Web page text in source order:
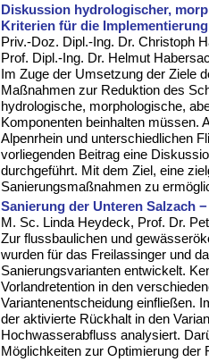
Diskussion hydrologischer,
Kriterien für die
Priv.-Doz. Dipl.-Ing. Dr. Christoph
Prof. Dipl.-Ing. Dr. Helmut
Im Zuge der Umsetzung der Ziele
Maßnahmen zur Reduktion des
hydrologische, morphologische,
Komponenten beinhalten müssen.
Alpenrhein und unterschiedlichen
vorliegenden Beitrag eine
durchgeführt. Mit dem Ziel, eine
Sanierungsmaßnahmen zu
Sanierung der Unteren Salzach
M. Sc. Linda Heydeck, Prof. Dr.
Zur flussbaulichen und
wurden für das Freilassinger und
Sanierungsvarianten entwickelt.
Vorlandretention in den
Variantenentscheidung einfließen.
der aktivierte Rückhalt in den
Hochwasserabfluss analysiert.
Möglichkeiten zur Optimierung der